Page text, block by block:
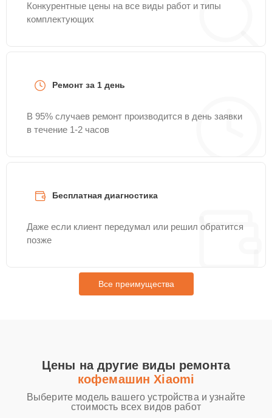
Конкурентные цены на все виды работ и типы
комплектующих
Ремонт за 1 день
В 95% случаев ремонт производится в день заявки
в течение 1-2 часов
Бесплатная диагностика
Даже если клиент передумал или решил обратится
позже
Все преимущества
Цены на другие виды ремонта
кофемашин Xiaomi
Выберите модель вашего устройства и узнайте
стоимость всех видов работ